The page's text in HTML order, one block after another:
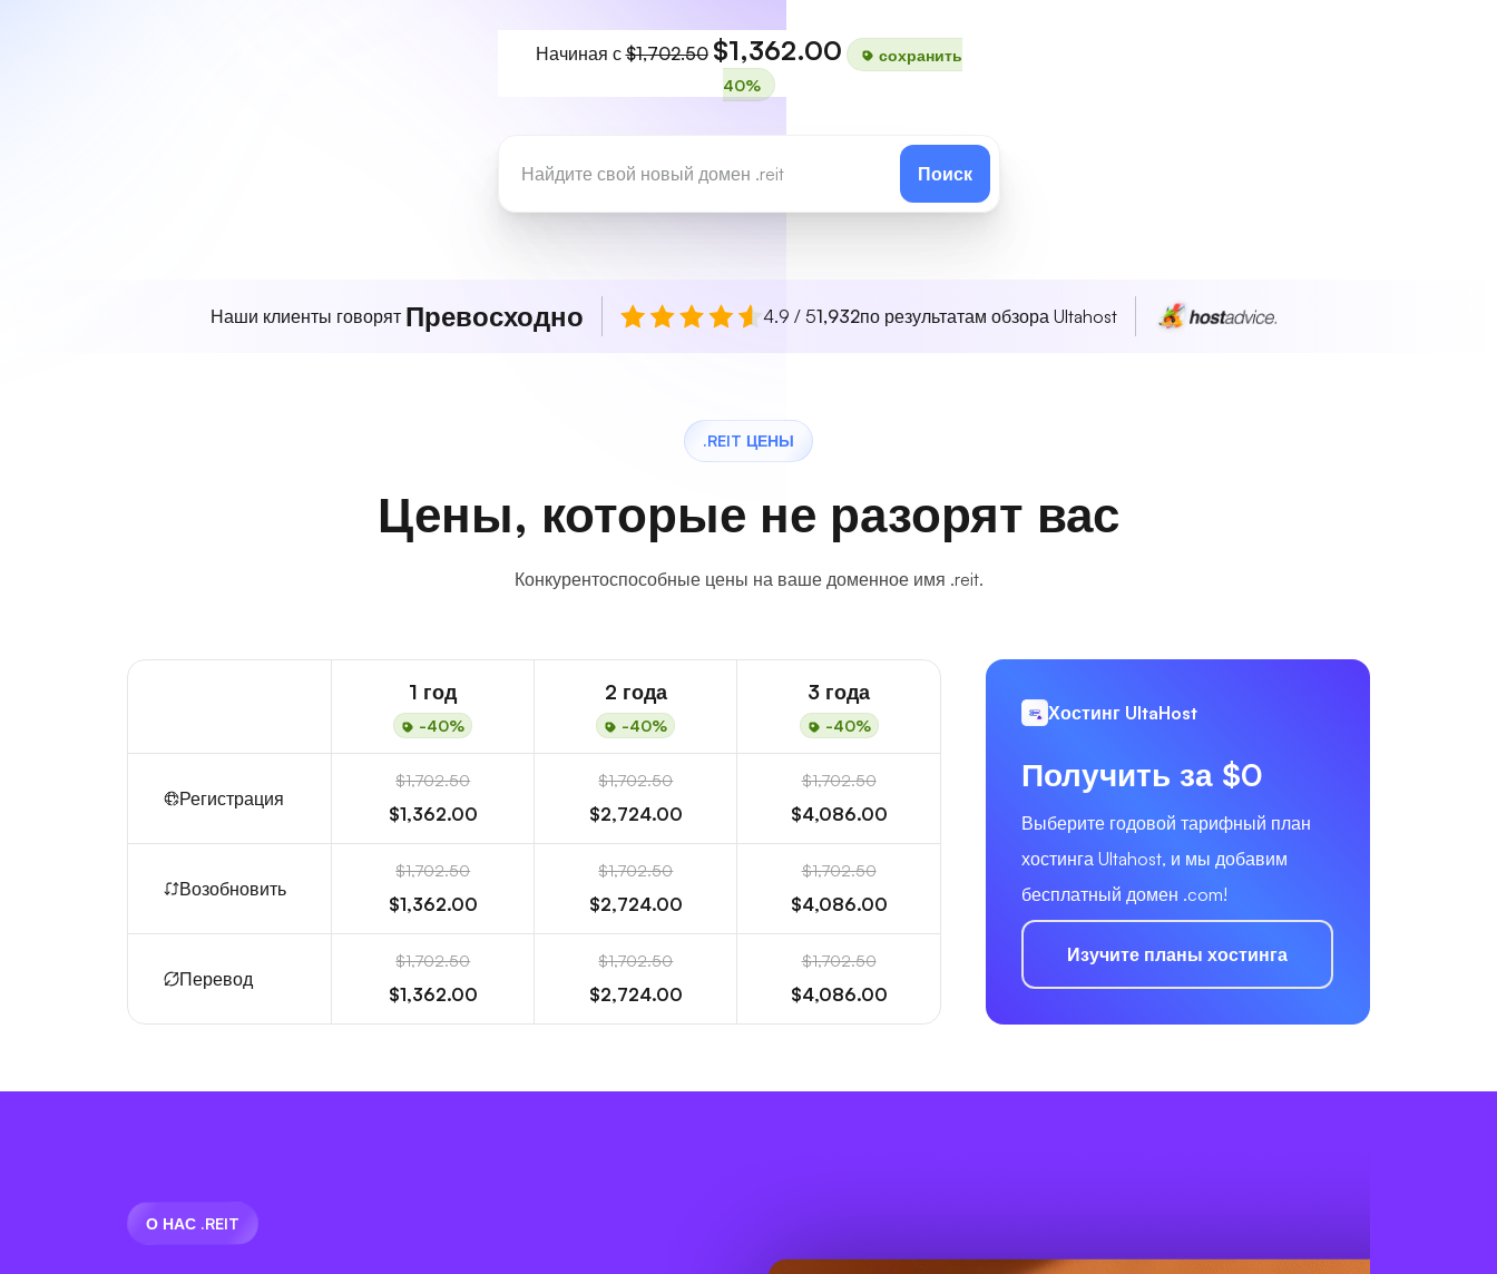
Начиная с$1,702.50 $1,362.00
сохранить
40%
Поиск
Наши клиенты говорят Превосходно 4.9 / 51,932по результатам обзора Ultahost
.REIT ЦЕНЫ
Цены, которые не разорят вас
Конкурентоспособные цены на ваше доменное имя .reit.
1 год
-40%
2 года
-40%
3 года
-40%
Регистрация
$1,702.50
$1,362.00
$1,702.50
$2,724.00
$1,702.50
$4,086.00
Возобновить
$1,702.50
$1,362.00
$1,702.50
$2,724.00
$1,702.50
$4,086.00
Перевод
$1,702.50
$1,362.00
$1,702.50
$2,724.00
$1,702.50
$4,086.00
Хостинг UltaHost
Получить за $0
Выберите годовой тарифный план
хостинга Ultahost, и мы добавим
бесплатный домен .com!
Изучите планы хостинга
О НАС .REIT